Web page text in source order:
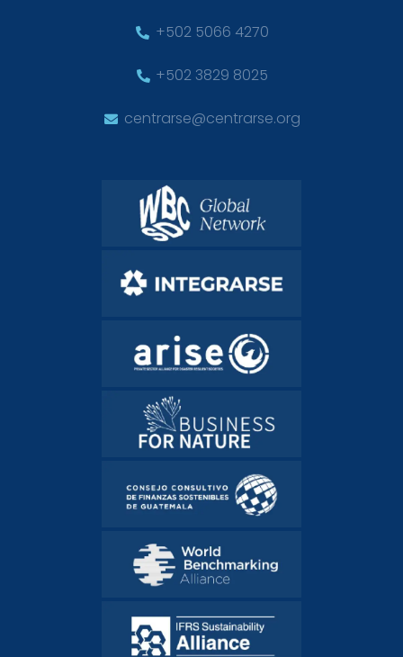
+502 5066 4270
+502 3829 8025
centrarse@centrarse.org